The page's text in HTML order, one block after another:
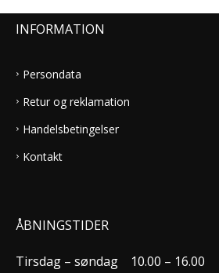
INFORMATION
Persondata
Retur og reklamation
Handelsbetingelser
Kontakt
ÅBNINGSTIDER
Tirsdag – søndag
10.00 – 16.00